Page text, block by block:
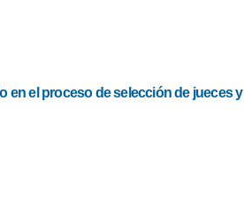
en el proceso de selección de jueces y